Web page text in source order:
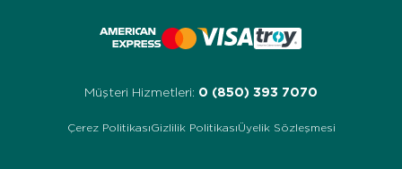
Müşteri Hizmetleri: 0 (850) 393 7070
Çerez PolitikasıGizlilik PolitikasıÜyelik Sözleşmesi